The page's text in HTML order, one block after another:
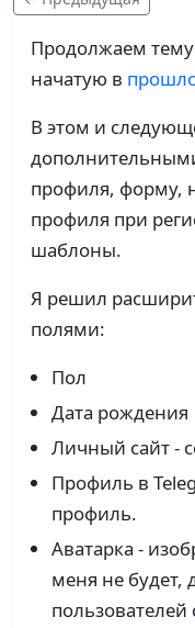
Продолжаем
начатую в
В этом и
профиля, форму,
профиля при
шаблоны.
Я решил
полями:
Пол
Дата рождения
Личный сайт -
Профиль в
профиль.
Аватарка -
меня не будет,